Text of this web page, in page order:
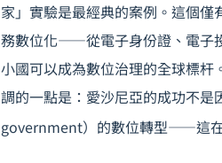
家」實驗是最經典的案例。這個
務數位化——從電子身份證、電子
小國可以成為數位治理的全球標
調的一點是：愛沙尼亞的成功不
government）的數位轉型——這在